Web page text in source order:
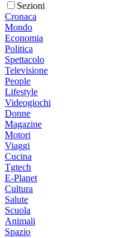
Sezioni
Cronaca
Mondo
Economia
Politica
Spettacolo
Televisione
People
Lifestyle
Videogiochi
Donne
Magazine
Motori
Viaggi
Cucina
Tgtech
E-Planet
Cultura
Salute
Scuola
Animali
Spazio